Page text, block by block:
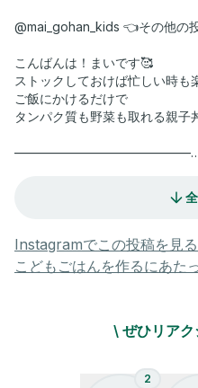
@mai_gohan_kids 👈その他の
こんばんは！まいです🥰
ストックしておけば忙しい時も
ご飯にかけるだけで
タンパク質も野菜も取れる親
——————————————
卵・・・・・・・・1個
鶏もも肉・・・・・1/3枚(約
片栗粉・・・・・・小さじ1
刻みネギ・・・・・1つまみ
水・・・・・・・・150cc〜
Instagramでこの投稿を見る
こどもごはんを作るにあた
\ ぜひリア
2